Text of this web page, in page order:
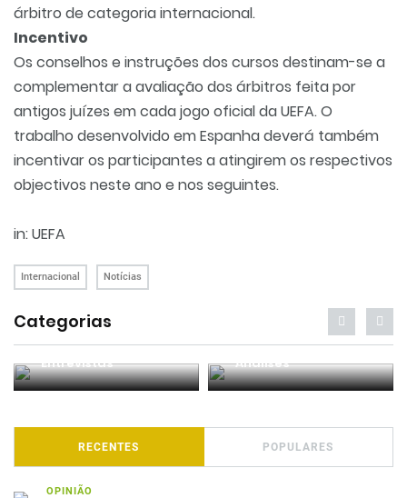
árbitro de categoria internacional.
Incentivo
Os conselhos e instruções dos cursos destinam-se a
complementar a avaliação dos árbitros feita por
antigos juízes em cada jogo oficial da UEFA. O
trabalho desenvolvido em Espanha deverá também
incentivar os participantes a atingirem os respectivos
objectivos neste ano e nos seguintes.
in: UEFA
Internacional Notícias
Categorias
Entrevistas Análises
RECENTES POPULARES
OPINIÃO